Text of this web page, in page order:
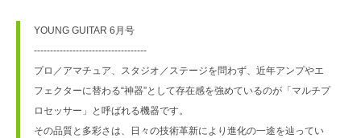
YOUNG GUITAR 6月号
-----------------------------------
プロ／アマチュア、スタジオ／ステージを問わず、近年アンプやエ
フェクターに替わる“神器”として存在感を強めているのが「マルチプ
ロセッサー」と呼ばれる機器です。
その品質と多彩さは、日々の技術革新により進化の一途を辿ってい